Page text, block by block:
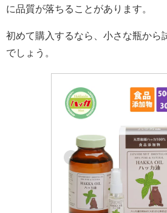
に品質が落ちることがあります。
初めて購入するなら、小さな瓶から
でしょう。